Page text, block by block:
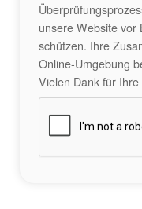
unsere Website vor
schützen. Ihre
Online-Umgebung
Vielen Dank für